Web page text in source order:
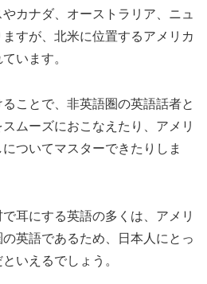
カナダ、オーストラリア、ニュ
すが、北米に位置するアメリカ
います。
ことで、非英語圏の英語話者と
ムーズにおこなえたり、アメリ
ついてマスターできたりしま
耳にする英語の多くは、アメリ
英語であるため、日本人にとっ
いえるでしょう。